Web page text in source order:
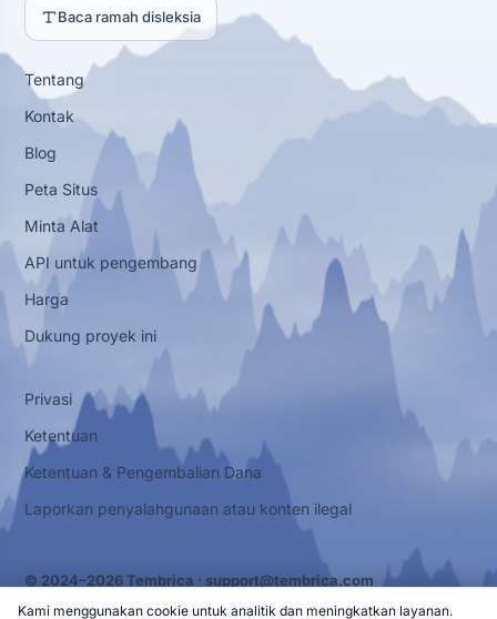
Baca ramah disleksia
Tentang
Kontak
Blog
Peta Situs
Minta Alat
API untuk pengembang
Harga
Dukung proyek ini
Privasi
Ketentuan
Ketentuan & Pengembalian Dana
Laporkan penyalahgunaan atau konten ilegal
© 2024–2026 Tembrica · support@tembrica.com
Kami menggunakan cookie untuk analitik dan meningkatkan layanan.